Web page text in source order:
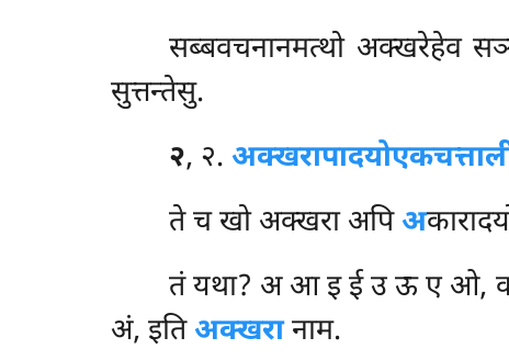
सब्बवचनानमत्थो अक्खरेहेव
सुत्तन्तेसु.
२, २. अक्खरापादयो
ते च खो अक्खरा अपि अ
तं यथा? अ आ इ ई उ ऊ ए ओ,
अं, इति अक्खरानाम.